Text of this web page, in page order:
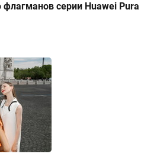
серии Huawei Pura